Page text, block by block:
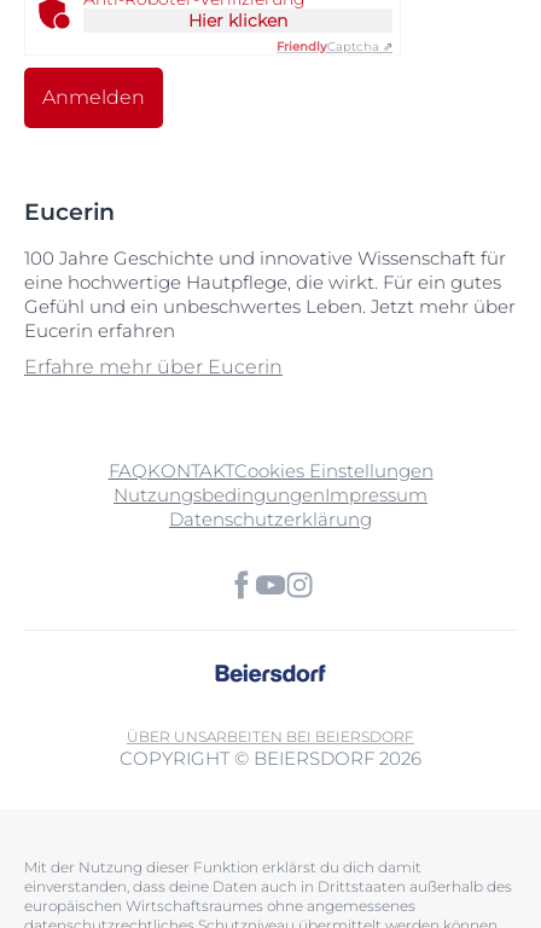
Hier klicken
FriendlyCaptcha ⇗
Anmelden
Eucerin
100 Jahre Geschichte und innovative Wissenschaft für
eine hochwertige Hautpflege, die wirkt. Für ein gutes
Gefühl und ein unbeschwertes Leben. Jetzt mehr über
Eucerin erfahren
Erfahre mehr über Eucerin
FAQKONTAKTCookies Einstellungen
NutzungsbedingungenImpressum
Datenschutzerklärung
ÜBER UNSARBEITEN BEI BEIERSDORF
COPYRIGHT © BEIERSDORF 2026
Mit der Nutzung dieser Funktion erklärst du dich damit
einverstanden, dass deine Daten auch in Drittstaaten außerhalb des
europäischen Wirtschaftsraumes ohne angemessenes